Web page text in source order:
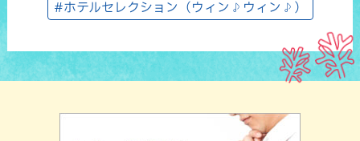
#ホテルセレクション（ウィン♪ウィン♪）